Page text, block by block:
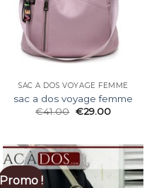
SAC A DOS VOYAGE FEMME
sac a dos voyage femme
€41.00 €29.00
Promo !